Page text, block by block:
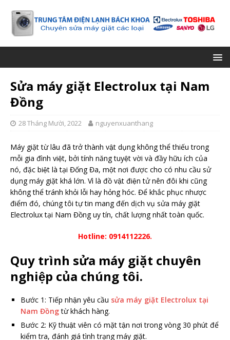
Sửa máy giặt Electrolux tại Nam
Đồng
28 Tháng Mười, 2022 nguyenxuanthang
Máy giặt từ lâu đã trở thành vật dụng không thể thiếu trong
mỗi gia đình việt, bởi tính năng tuyệt vời và đầy hữu ích của
nó, đặc biệt là tại Đống Đa, một nơi được cho có nhu cầu sử
dụng máy giặt khá lớn. Vì là đồ vật điện tử nên đôi khi cũng
không thể tránh khỏi lỗi hay hỏng hóc. Để khắc phục nhược
điểm đó, chúng tôi tự tin mang đến dịch vụ sửa máy giặt
Electrolux tại Nam Đồng uy tín, chất lượng nhất toàn quốc.
Hotline: 0914112226.
Quy trình sửa máy giặt chuyên
nghiệp của chúng tôi.
Bước 1: Tiếp nhận yêu cầu sửa máy giặt Electrolux tại
Nam Đồngtừ khách hàng.
Bước 2: Kỹ thuật viên có mặt tận nơi trong vòng 30 phút để
kiểm tra, đánh giá tình trạng máy giặt.